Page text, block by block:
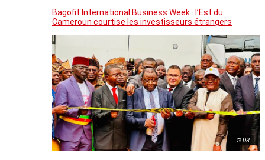
Bagofit International Business Week : l’Est du
Cameroun courtise les investisseurs étrangers
© DR